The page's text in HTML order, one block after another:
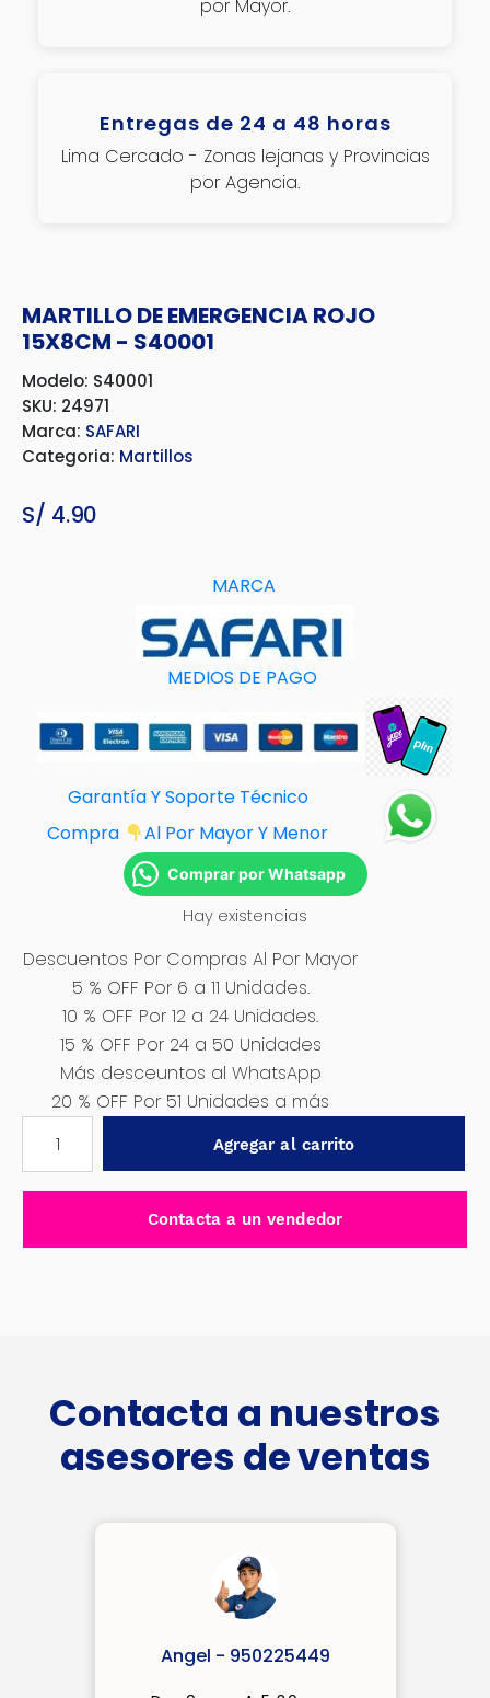
por Mayor.
Entregas de 24 a 48 horas
Lima Cercado - Zonas lejanas y Provincias
por Agencia.
MARTILLO DE EMERGENCIA ROJO
15X8CM - S40001
Modelo: S40001
SKU: 24971
Marca: SAFARI
Categoria: Martillos
S/ 4.90
MARCA
MEDIOS DE PAGO
Garantía Y Soporte Técnico
Compra
Al Por Mayor Y Menor
Comprar por Whatsapp
Hay existencias
Descuentos Por Compras Al Por Mayor
5 % OFF Por 6 a 11 Unidades.
10 % OFF Por 12 a 24 Unidades.
15 % OFF Por 24 a 50 Unidades
Más desceuntos al WhatsApp
20 % OFF Por 51 Unidades a más
EMERGENCIA
Agregar al carrito
Contacta a un vendedor
Contacta a nuestros
asesores de ventas
Angel - 950225449